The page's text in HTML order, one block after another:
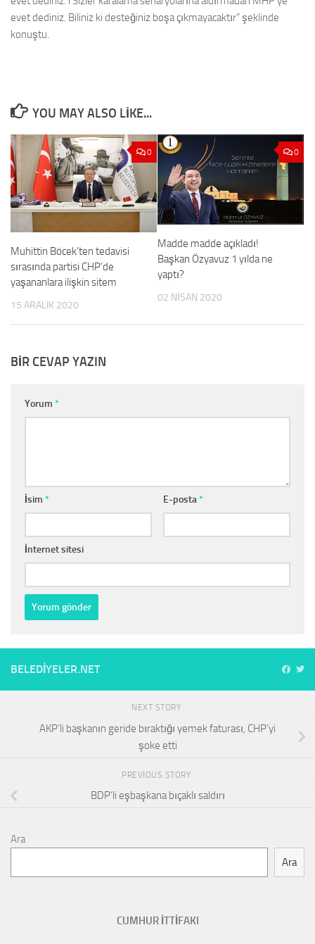
evet dediniz. Biliniz ki desteğiniz boşa çıkmayacaktır” şeklinde
konuştu.
YOU MAY ALSO LIKE...
0
Muhittin Böcek’ten tedavisi
sırasında partisi CHP’de
yaşananlara ilişkin sitem
15 ARALIK 2020
0
Madde madde açıkladı!
Başkan Özyavuz 1 yılda ne
yaptı?
02 NISAN 2020
BIR CEVAP YAZIN
Yorum *
İsim * E-posta*
İnternet sitesi
BELEDIYELER.NET
NEXT STORY
AKP’li başkanın geride bıraktığı yemek faturası, CHP’yi
şoke etti
PREVIOUS STORY
BDP’li eşbaşkana bıçaklı saldırı
Ara
Ara
CUMHUR İTTİFAKI